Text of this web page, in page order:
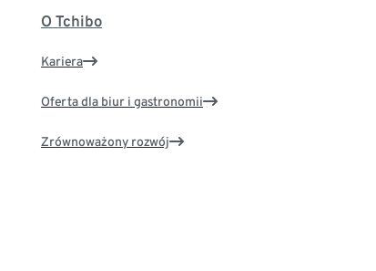
O Tchibo
Kariera
Oferta dla biur i gastronomii
Zrównoważony rozwój